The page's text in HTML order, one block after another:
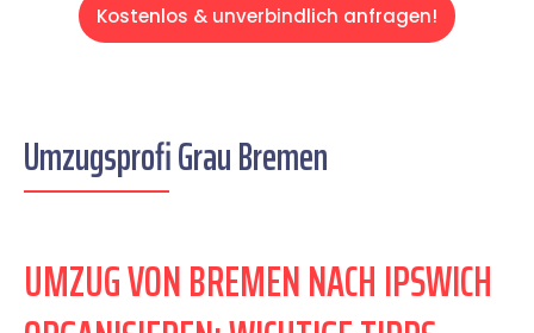
Kostenlos & unverbindlich anfragen!
Umzugsprofi Grau Bremen
UMZUG VON BREMEN NACH IPSWICH